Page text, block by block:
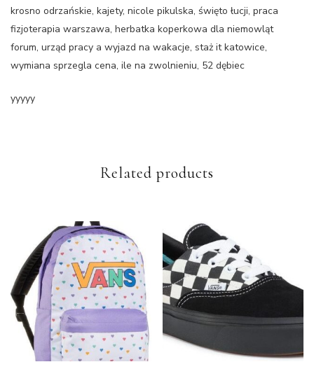
krosno odrzańskie, kajety, nicole pikulska, święto łucji, praca
fizjoterapia warszawa, herbatka koperkowa dla niemowląt
forum, urząd pracy a wyjazd na wakacje, staż it katowice,
wymiana sprzegla cena, ile na zwolnieniu, 52 dębiec
yyyyy
Related products